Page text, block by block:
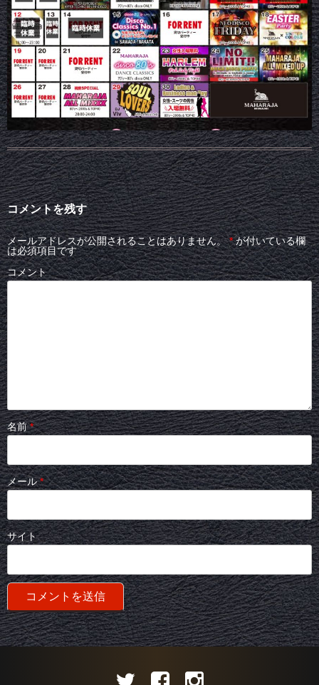
コメントを残す
メールアドレスが公開されることはありません。 *が付いている欄
は必須項目です
コメント
名前*
メール*
サイト